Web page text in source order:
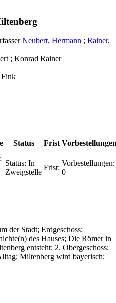
Neubert, Hermann ; Rainer,
; Konrad Rainer
Fink
Status Frist
Status: In
Zweigstelle
Frist:
Vorbestellungen:
0
der Stadt; Erdgeschoss:
des Hauses; Die Römer in
entsteht; 2. Obergeschoss;
Miltenberg wird bayerisch;